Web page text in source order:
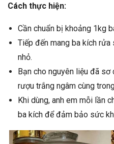
Cách thực hiện:
Cần chuẩn bị khoảng 1kg
Tiếp đến mang ba kích
nhỏ.
Bạn cho nguyên liệu đã sơ
rượu trắng ngâm cùng
Khi dùng, anh em mỗi lần
ba kích để đảm bảo sức